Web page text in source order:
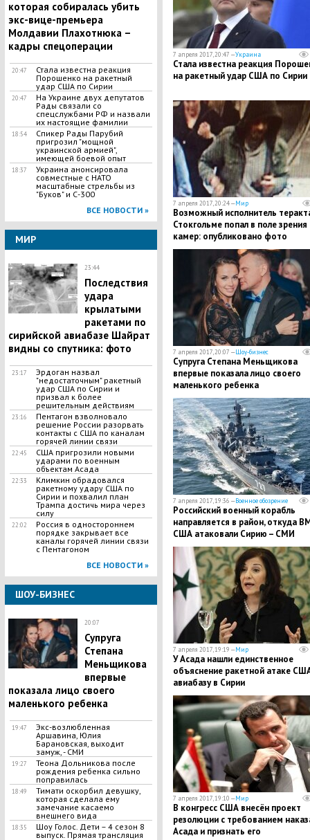
которая собиралась убить
экс-вице-премьера
Молдавии Плахотнюка –
кадры спецоперации
20:47
Стала известна реакция
Порошенко на ракетный
удар США по Сирии
20:47
На Украине двух депутатов
Рады связали со
спецслужбами РФ и назвали
их настоящие фамилии
18:54
Спикер Рады Парубий
пригрозил "мощной
украинской армией",
имеющей боевой опыт
18:37
Украина анонсировала
совместные с НАТО
масштабные стрельбы из
"Буков" и С-300
ВСЕ НОВОСТИ »
МИР
23:44
Последствия
удара
крылатыми
ракетами по
сирийской авиабазе Шайрат
видны со спутника: фото
23:17
Эрдоган назвал
"недостаточным" ракетный
удар США по Сирии и
призвал к более
решительным действиям
23:16
Пентагон взволновало
решение России разорвать
контакты с США по каналам
горячей линии связи
22:45
США пригрозили новыми
ударами по военным
объектам Асада
22:33
Климкин обрадовался
ракетному удару США по
Сирии и похвалил план
Трампа достичь мира через
силу
22:02
Россия в одностороннем
порядке закрывает все
каналы горячей линии связи
с Пентагоном
ВСЕ НОВОСТИ »
ШОУ-БИЗНЕС
20:07
Супруга
Степана
Меньщикова
впервые
показала лицо своего
маленького ребенка
19:47
Экс-возлюбленная
Аршавина, Юлия
Барановская, выходит
замуж, - СМИ
19:27
Теона Дольникова после
рождения ребенка сильно
поправилась
18:49
Тимати оскорбил девушку,
которая сделала ему
замечание касаемо
внешнего вида
18:35
Шоу Голос. Дети – 4 сезон 8
выпуск. Прямая трансляция
7 апреля 2017, 20:47 —Украина
Стала известна реакция
на ракетный удар США по Сирии
7 апреля 2017, 20:24 —Мир
Возможный исполнитель
Стокгольме попал в поле зрения
камер: опубликовано фото
предполагаемого террориста
7 апреля 2017, 20:07 —Шоу-бизнес
Супруга Степана Меньщикова
впервые показала лицо своего
маленького ребенка
7 апреля 2017, 19:36 —Военное обозрение
Российский военный корабль
направляется в район, откуда
США атаковали Сирию – СМИ
7 апреля 2017, 19:19 —Мир
У Асада нашли единственное
объяснение ракетной атаке
авиабазу в Сирии
7 апреля 2017, 19:10 —Мир
В конгресс США внесён проект
резолюции с требованием
Асада и признать его